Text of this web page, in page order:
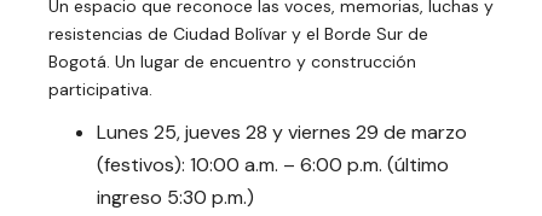
Un espacio que reconoce las voces, memorias, luchas y
resistencias de Ciudad Bolívar y el Borde Sur de
Bogotá. Un lugar de encuentro y construcción
participativa.
Lunes 25, jueves 28 y viernes 29 de marzo
(festivos): 10:00 a.m. – 6:00 p.m. (último
ingreso 5:30 p.m.)